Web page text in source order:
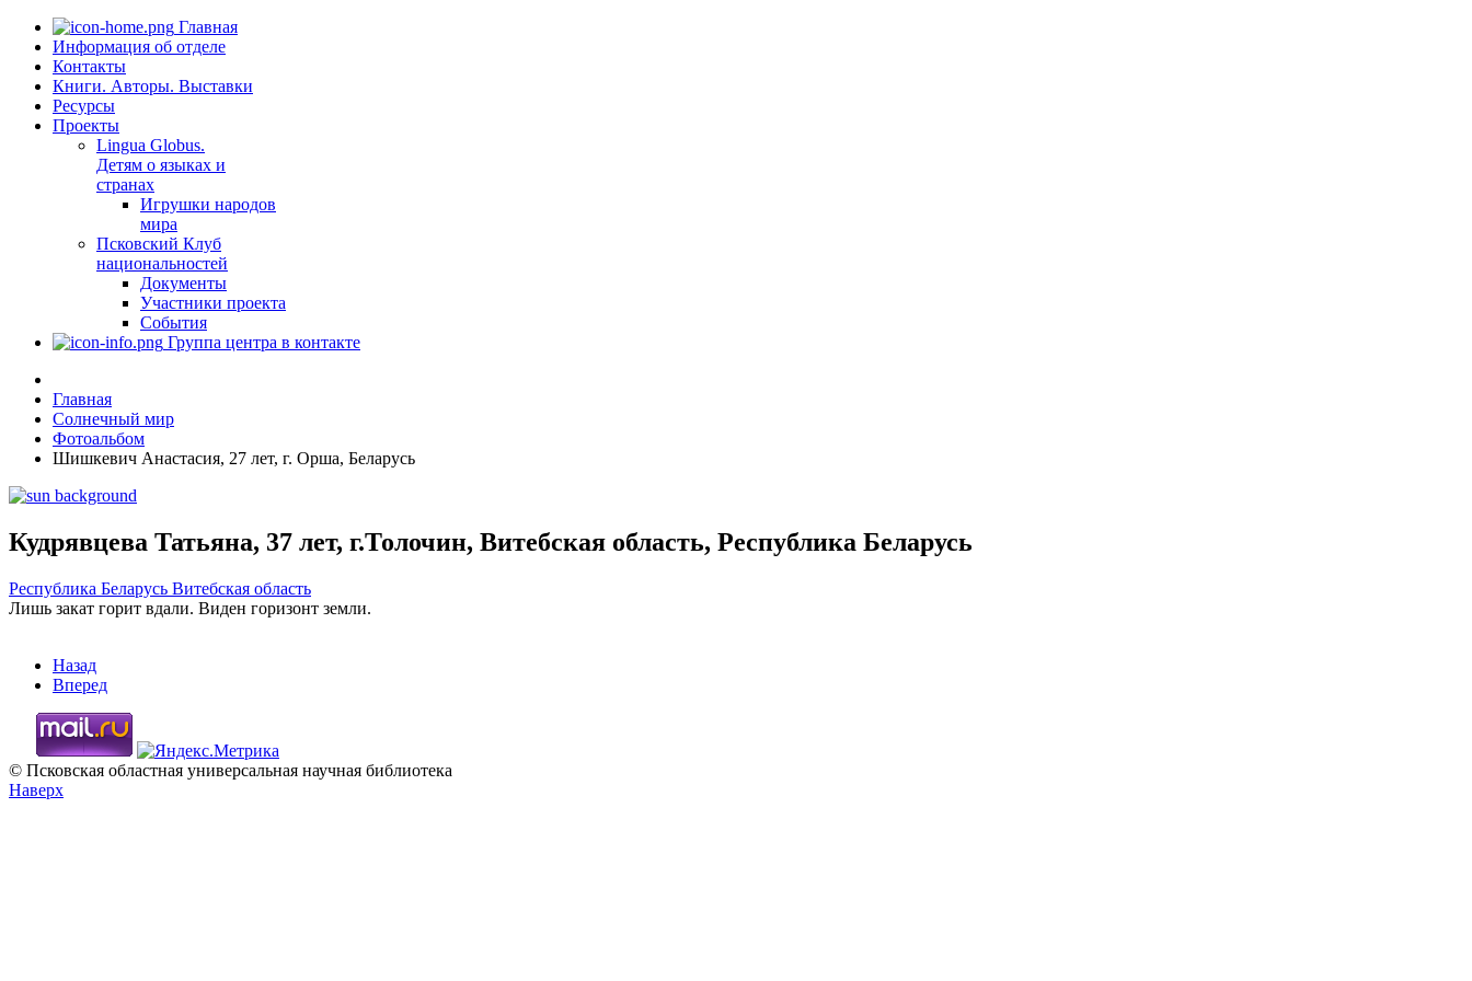
Главная
Информация об отделе
Контакты
Книги. Авторы. Выставки
Ресурсы
Проекты
Lingua Globus.
Детям о языках и
странах
Игрушки народов
мира
Псковский Клуб
национальностей
Документы
Участники проекта
События
Группа центра в контакте
Главная
Солнечный мир
Фотоальбом
Шишкевич Анастасия, 27 лет, г. Орша, Беларусь
Кудрявцева Татьяна, 37 лет, г.Толочин, Витебская область, Республика Беларусь
Республика Беларусь Витебская область
Лишь закат горит вдали. Виден горизонт земли.
Назад
Вперед
© Псковская областная универсальная научная библиотека
Наверх